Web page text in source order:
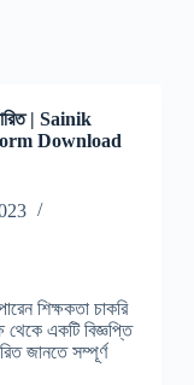
| Sainik
Download
শিক্ষকতা চাকরি
একটি বিজ্ঞপ্তি
জানতে সম্পূর্ণ